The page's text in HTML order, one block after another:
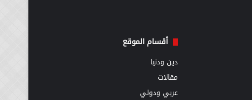
أقسام الموقع
دين ودنيا
مقالات
عربي ودولي